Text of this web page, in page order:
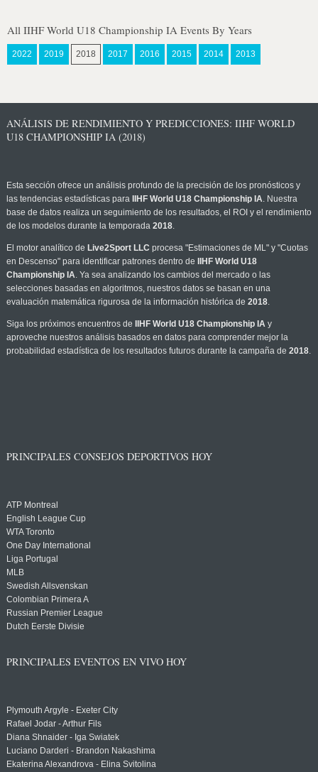
All IIHF World U18 Championship IA Events By Years
2022 2019 2018 2017 2016 2015 2014 2013
ANÁLISIS DE RENDIMIENTO Y PREDICCIONES: IIHF WORLD
U18 CHAMPIONSHIP IA (2018)
Esta sección ofrece un análisis profundo de la precisión de los pronósticos y
las tendencias estadísticas para
IIHF World U18 Championship IA. Nuestra
base de datos realiza un seguimiento de los resultados, el ROI y el rendimiento
de los modelos durante la temporada 2018.
El motor analítico de Live2Sport LLC procesa "Estimaciones de ML" y "Cuotas
en Descenso" para identificar patrones dentro de
IIHF World U18
Championship IA. Ya sea analizando los cambios del mercado o las
selecciones basadas en algoritmos, nuestros datos se basan en una
evaluación matemática rigurosa de la información histórica de 2018.
Siga los próximos encuentros de IIHF World U18 Championship IAy
aproveche nuestros análisis basados en datos para comprender mejor la
probabilidad estadística de los resultados futuros durante la campaña de 2018.
PRINCIPALES CONSEJOS DEPORTIVOS HOY
ATP Montreal
English League Cup
WTA Toronto
One Day International
Liga Portugal
MLB
Swedish Allsvenskan
Colombian Primera A
Russian Premier League
Dutch Eerste Divisie
PRINCIPALES EVENTOS EN VIVO HOY
Plymouth Argyle - Exeter City
Rafael Jodar - Arthur Fils
Diana Shnaider - Iga Swiatek
Luciano Darderi - Brandon Nakashima
Ekaterina Alexandrova - Elina Svitolina